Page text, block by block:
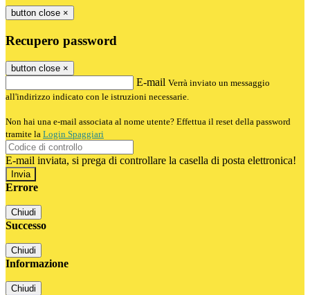
button close ×
Recupero password
button close ×
E-mail Verrà inviato un messaggio
all'indirizzo indicato con le istruzioni necessarie.
Non hai una e-mail associata al nome utente? Effettua il reset della password
tramite la Login Spaggiari
E-mail inviata, si prega di controllare la casella di posta elettronica!
Errore
Chiudi
Successo
Chiudi
Informazione
Chiudi